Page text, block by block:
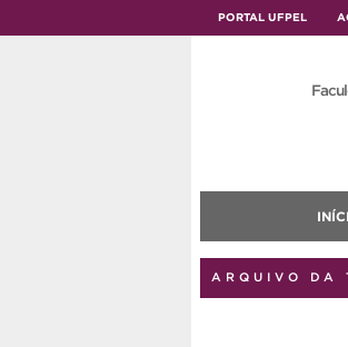
PORTAL UFPEL
ARQUIVO DA